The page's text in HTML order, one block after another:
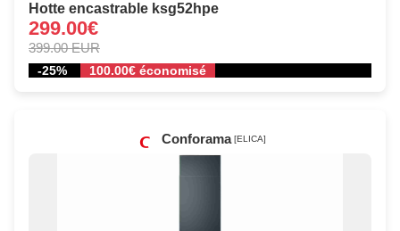
Hotte encastrable ksg52hpe
299.00€
399.00 EUR
-25% 100.00€ économisé
Conforama [ELICA]